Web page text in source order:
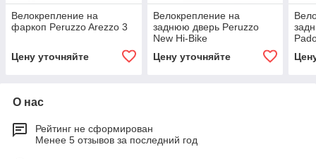
Велокрепление на
фаркоп Peruzzo Arezzo 3
Цену уточняйте
Велокрепление на
заднюю дверь Peruzzo
New Hi-Bike
Цену уточняйте
О нас
Рейтинг не сформирован
Менее 5 отзывов за последний год